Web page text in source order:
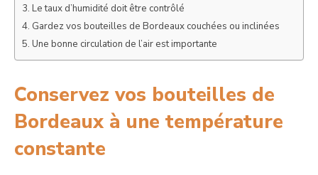
Le taux d’humidité doit être contrôlé
Gardez vos bouteilles de Bordeaux couchées ou inclinées
Une bonne circulation de l’air est importante
Conservez vos bouteilles de
Bordeaux à une température
constante